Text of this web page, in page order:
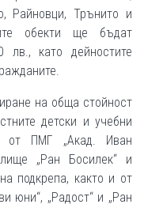
Райновци, Трънито и
обекти ще бъдат
лв., като дейностите
на обща стойност
детски и учебни
от ПМГ „Акад. Иван
„Ран Босилек“ и
подкрепа, както и от
юни“, „Радост“ и „Ран